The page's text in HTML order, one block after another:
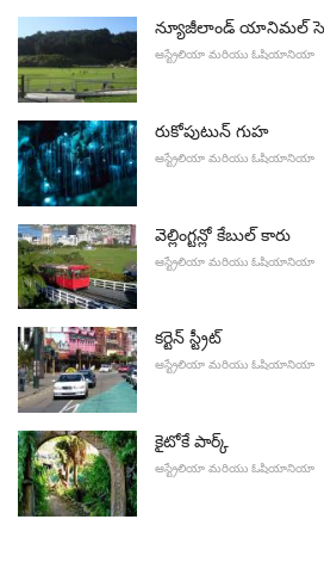
న్యూజీలాండ్ యానిమల్
ఆస్ట్రేలియా మరియు ఓషియానియా
రుకోపుటున్ గుహ
ఆస్ట్రేలియా మరియు ఓషియానియా
వెల్లింగ్టన్లో కేబుల్ కారు
ఆస్ట్రేలియా మరియు ఓషియానియా
కర్టెన్ స్ట్రీట్
ఆస్ట్రేలియా మరియు ఓషియానియా
కైటోకే పార్క్
ఆస్ట్రేలియా మరియు ఓషియానియా